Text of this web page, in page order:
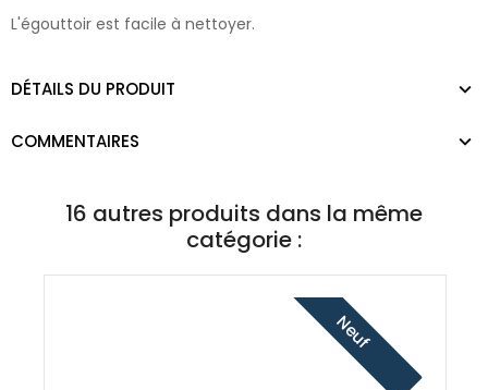
L'égouttoir est facile à nettoyer.
DÉTAILS DU PRODUIT
COMMENTAIRES
16 autres produits dans la même
catégorie :
Neuf